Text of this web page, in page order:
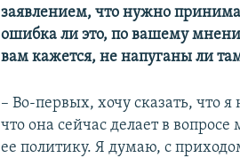
заявлением, что нужно
ошибка ли это, по вашему
вам кажется, не напуганы ли
– Во-первых, хочу сказать, что
что она сейчас делает в
ее политику. Я думаю, с